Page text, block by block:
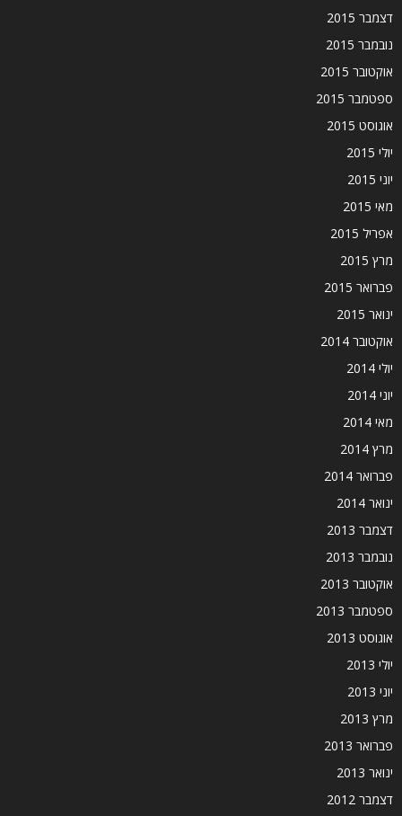
דצמבר 2015
נובמבר 2015
אוקטובר 2015
ספטמבר 2015
אוגוסט 2015
יולי 2015
יוני 2015
מאי 2015
אפריל 2015
מרץ 2015
פברואר 2015
ינואר 2015
אוקטובר 2014
יולי 2014
יוני 2014
מאי 2014
מרץ 2014
פברואר 2014
ינואר 2014
דצמבר 2013
נובמבר 2013
אוקטובר 2013
ספטמבר 2013
אוגוסט 2013
יולי 2013
יוני 2013
מרץ 2013
פברואר 2013
ינואר 2013
דצמבר 2012